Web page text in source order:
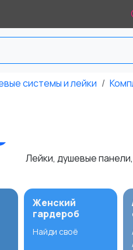
системы и лейки
Лейки, душевые
Женский
гардероб
Найди своё